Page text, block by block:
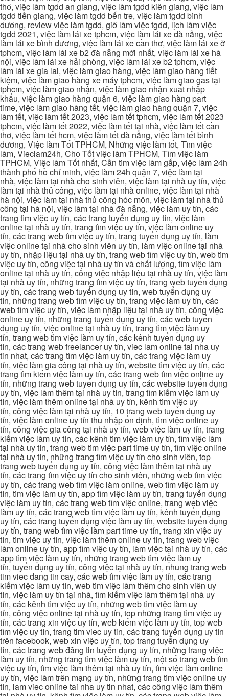
thơ, việc làm tgdd an giang, việc làm tgdd kiên giang, việc làm
tgdd tiền giang, việc làm tgdd bến tre, việc làm tgdd bình
dương, review việc làm tgdd, giờ làm việc tgdd, lịch làm việc
tgdd 2021, việc làm lái xe tphcm, việc làm lái xe đà nẵng, việc
làm lái xe bình dương, việc làm lái xe cần thơ, việc làm lái xe ở
tphcm, việc làm lái xe b2 đà nẵng mới nhất, việc làm lái xe hà
nội, việc làm lái xe hải phòng, việc làm lái xe b2 tphcm, việc
làm lái xe gia lai, việc làm giao hàng, việc làm giao hàng tiết
kiệm, việc làm giao hàng xe máy tphcm, việc làm giao gas tại
tphcm, việc làm giao nhận, việc làm giao nhận xuất nhập
khẩu, việc làm giao hàng quận 6, việc làm giao hàng part
time, việc làm giao hàng tết, việc làm giao hàng quận 7, việc
làm tết, việc làm tết 2023, việc làm tết tphcm, việc làm tết 2023
tphcm, việc làm tết 2022, việc làm tết tại nhà, việc làm tết cần
thơ, việc làm tết hcm, việc làm tết đà nẵng, việc làm tết bình
dương, Việc làm Tốt TPHCM, Những việc làm tốt, Tìm việc
làm, Vieclam24h, Cho Tốt việc làm TPHCM, Tìm việc làm
TPHCM, Việc làm Tốt nhất, Cần tìm việc làm gấp, việc làm 24h
thành phố hồ chí minh, việc làm 24h quận 7, việc làm tại
nhà, việc làm tại nhà cho sinh viên, việc làm tại nhà uy tín, việc
làm tại nhà thủ công, việc làm tại nhà online, việc làm tại nhà
hà nội, việc làm tại nhà thủ công hóc môn, việc làm tại nhà thủ
công tại hà nội, việc làm tại nhà đà nẵng, việc làm uy tín, các
trang tìm việc uy tín, các trang tuyển dụng uy tín, việc làm
online tại nhà uy tín, trang tìm việc uy tín, việc làm online uy
tín, các trang web tìm việc uy tín, trang tuyển dụng uy tín, làm
việc online tại nhà cho sinh viên uy tín, làm việc online tại nhà
uy tín, nhập liệu tại nhà uy tín, trang web tìm việc uy tín, web tìm
việc uy tín, công việc tại nhà uy tín và chất lượng, tìm việc làm
online tại nhà uy tín, công việc nhập liệu tại nhà uy tín, việc làm
tại nhà uy tín, những trang tìm việc uy tín, trang web tuyển dụng
uy tín, các trang web tuyển dụng uy tín, web tuyển dụng uy
tín, những trang web tìm việc uy tín, trang việc làm uy tín, các
web tìm việc uy tín, việc làm nhập liệu tại nhà uy tín, công việc
online uy tín, những trang tuyển dụng uy tín, các web tuyển
dụng uy tín, việc online tại nhà uy tín, trang tìm việc làm uy
tín, trang web tìm việc làm uy tín, các kênh tuyển dụng uy
tín, các trang web freelancer uy tín, viec lam online tai nha uy
tin nhat, các trang tìm việc làm uy tín, các trang việc làm uy
tín, việc làm gia công tại nhà uy tín, website tìm việc uy tín, các
trang tìm kiếm việc làm uy tín, các trang web tìm việc online uy
tín, những trang web tuyển dụng uy tín, các website tuyển dụng
uy tín, việc làm thêm tại nhà uy tín, trang tìm kiếm việc làm uy
tín, việc làm thêm online tại nhà uy tín, kênh tìm việc uy
tín, công việc làm tại nhà uy tín, 10 trang web tuyển dụng uy
tín, việc làm online uy tín thu nhập ổn định, tìm việc online uy
tín, công việc gia công tại nhà uy tín, web việc làm uy tín, trang
kiếm việc làm uy tín, các kênh tìm việc làm uy tín, tìm việc làm
tại nhà uy tín, trang web tìm việc part time uy tín, tìm việc online
tại nhà uy tín, những trang tìm việc uy tín cho sinh viên, top
trang web tuyển dụng uy tín, công việc làm thêm tại nhà uy
tín, các trang tìm việc uy tín cho sinh viên, những web tìm việc
uy tín, các trang web tìm việc làm online, web tìm việc làm uy
tín, tìm việc làm uy tín, app tìm việc làm uy tín, trang tuyển dụng
việc làm uy tín, các trang web tìm việc online, trang web việc
làm uy tín, các trang web tìm việc làm uy tín, kênh tuyển dụng
uy tín, các trang tuyển dụng việc làm uy tín, website tuyển dụng
uy tín, trang web tìm việc làm part time uy tín, trang xin việc uy
tín, tìm việc uy tín, việc làm thêm online uy tín, trang web việc
làm online uy tín, app tìm việc uy tín, làm việc tại nhà uy tín, các
app tìm việc làm uy tín, những trang web tìm việc làm uy
tín, tuyển dụng uy tín, công việc tại nhà uy tín, nhung trang web
tim viec dang tin cay, các web tìm việc làm uy tín, các trang
kiếm việc làm uy tín, web tìm việc làm thêm cho sinh viên uy
tín, việc làm uy tín tại nhà, tìm kiếm việc làm thêm tại nhà uy
tín, các kênh tìm việc uy tín, những web tìm việc làm uy
tín, công việc online tại nhà uy tín, top những trang tìm việc uy
tín, các trang xin việc uy tín, web kiếm việc làm uy tín, top web
tìm việc uy tín, trang tim viec uy tin, các trang tuyển dụng uy tín
trên facebook, web xin việc uy tín, top trang tuyển dụng uy
tín, các trang web đăng tin tuyển dụng uy tín, những trang việc
làm uy tín, những trang tìm việc làm uy tín, một số trang web tìm
việc uy tín, tìm việc làm thêm tại nhà uy tín, tìm việc làm online
uy tín, việc làm trên mạng uy tín, những trang tìm việc online uy
tín, lam viec online tai nha uy tin nhat, các công việc làm thêm